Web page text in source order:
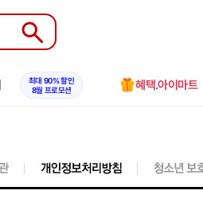
Submit
최대 90% 할인
8월 프로모션
혜택.아이마트